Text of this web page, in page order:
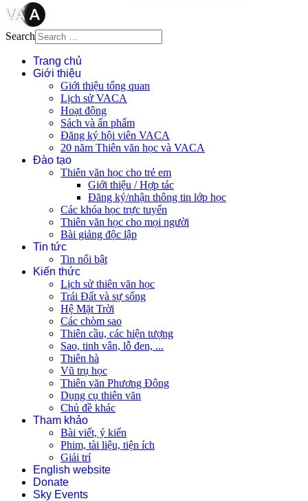
Search
Trang chủ
Giới thiệu
Giới thiệu tổng quan
Lịch sử VACA
Hoạt động
Sách và ấn phẩm
Đăng ký hội viên VACA
20 năm Thiên văn học và VACA
Đào tạo
Thiên văn học cho trẻ em
Giới thiệu / Hợp tác
Đăng ký/nhận thông tin lớp học
Các khóa học trực tuyến
Thiên văn học cho mọi người
Bài giảng độc lập
Tin tức
Tin nổi bật
Kiến thức
Lịch sử thiên văn học
Trái Đất và sự sống
Hệ Mặt Trời
Các chòm sao
Thiên cầu, các hiện tượng
Sao, tinh vân, lỗ đen, ...
Thiên hà
Vũ trụ học
Thiên văn Phương Đông
Dụng cụ thiên văn
Chủ đề khác
Tham khảo
Bài viết, ý kiến
Phim, tài liệu, tiện ích
Giải trí
English website
Donate
Sky Events